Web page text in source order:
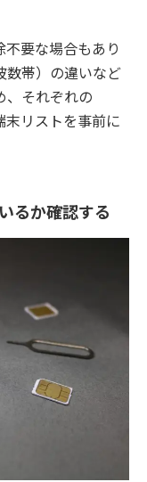
要な場合もあり
数帯）の違いなど
、それぞれの
末リストを事前に
るか確認する